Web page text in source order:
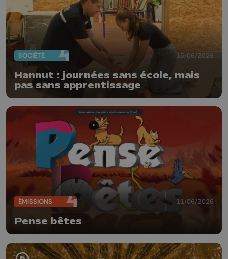
SOCIÉTÉ 15/06/2026
Hannut : journées sans école, mais
pas sans apprentissage
ÉMISSIONS 11/06/2026
Pense bêtes